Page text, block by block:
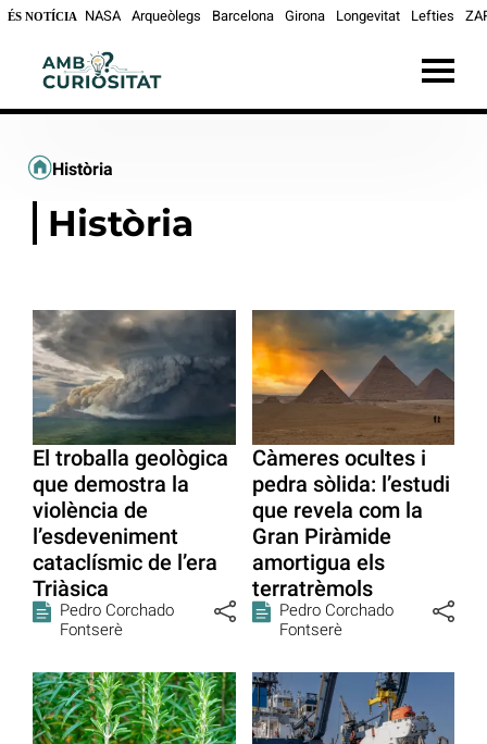
ÉS NOTÍCIA NASA Arqueòlegs Barcelona Girona Longevitat Lefties
Història
Història
El troballa geològica
que demostra la
violència de
l’esdeveniment
cataclísmic de l’era
Triàsica
Pedro Corchado
Fontserè
Càmeres ocultes i
pedra sòlida: l’estudi
que revela com la
Gran Piràmide
amortigua els
terratrèmols
Pedro Corchado
Fontserè